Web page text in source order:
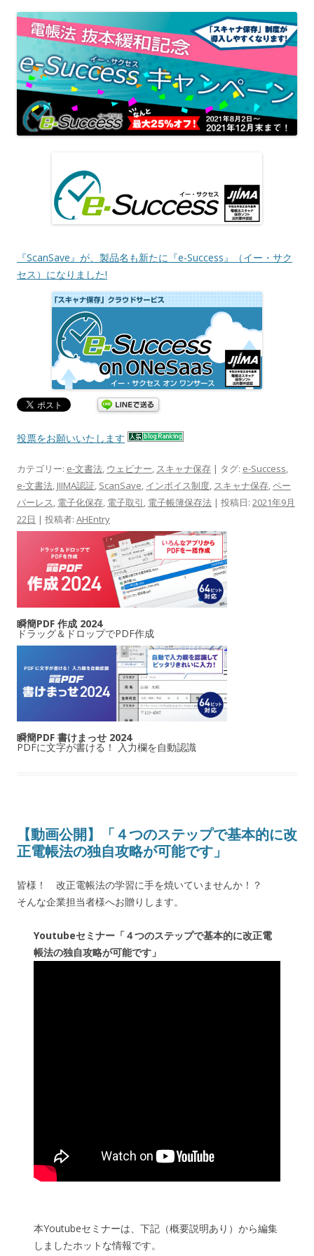
『ScanSave』が、製品名も新たに『e-Success』（イー・サク
セス）になりました!
投票をお願いいたします
カテゴリー: e-文書法, ウェビナー, スキャナ保存 | タグ: e-Success,
e-文書法, JIIMA認証, ScanSave, インボイス制度, スキャナ保存,ペー
パーレス, 電子化保存, 電子取引, 電子帳簿保存法 | 投稿日: 2021年9月
22日 | 投稿者: AHEntry
瞬簡PDF 作成 2024
ドラッグ＆ドロップでPDF作成
瞬簡PDF 書けまっせ 2024
PDFに文字が書ける！ 入力欄を自動認識
【動画公開】「４つのステップで基本的に改
正電帳法の独自攻略が可能です」
皆様！ 改正電帳法の学習に手を焼いていませんか！？
そんな企業担当者様へお贈りします。
Youtubeセミナー「４つのステップで基本的に改正電
帳法の独自攻略が可能です」
本Youtubeセミナーは、下記（概要説明あり）から編集
しましたホットな情報です。